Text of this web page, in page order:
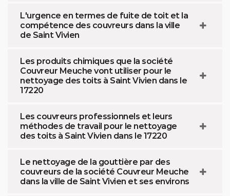
L'urgence en termes de fuite de toit et la
compétence des couvreurs dans la ville
de Saint Vivien
Les produits chimiques que la société
Couvreur Meuche vont utiliser pour le
nettoyage des toits à Saint Vivien dans le
17220
Les couvreurs professionnels et leurs
méthodes de travail pour le nettoyage
des toits à Saint Vivien dans le 17220
Le nettoyage de la gouttière par des
couvreurs de la société Couvreur Meuche
dans la ville de Saint Vivien et ses environs